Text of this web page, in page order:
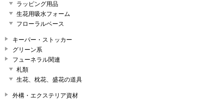
ラッピング用品
生花用吸水フォーム
フローラルベース
キーパー・ストッカー
グリーン系
フューネラル関連
札類
生花、枕花、盛花の道具
外構・エクステリア資材